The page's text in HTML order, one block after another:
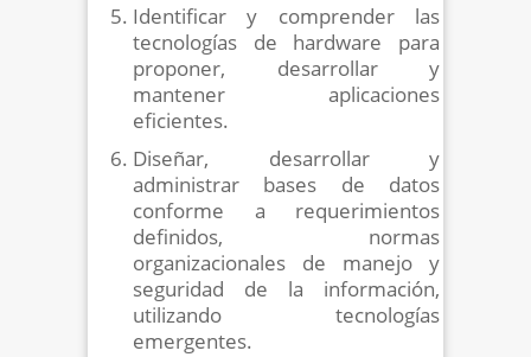
Identificar y comprender las
tecnologías de hardware para
proponer, desarrollar y
mantener aplicaciones
eficientes.
Diseñar, desarrollar y
administrar bases de datos
conforme a requerimientos
definidos, normas
organizacionales de manejo y
seguridad de la información,
utilizando tecnologías
emergentes.